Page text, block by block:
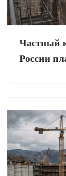
Частный
России